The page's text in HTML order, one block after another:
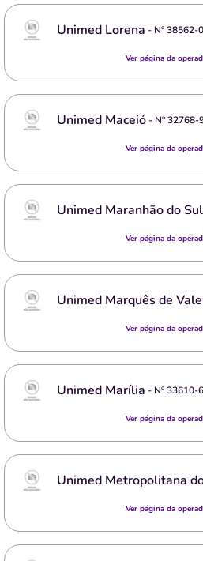
Unimed Lorena - Nº38562-0
Ver página da
Unimed Maceió- Nº32768-
Ver página da
Unimed Maranhão do Sul
Ver página da
Unimed Marquês de
Ver página da
Unimed Marília - Nº33610-6
Ver página da
Unimed Metropolitana
Ver página da